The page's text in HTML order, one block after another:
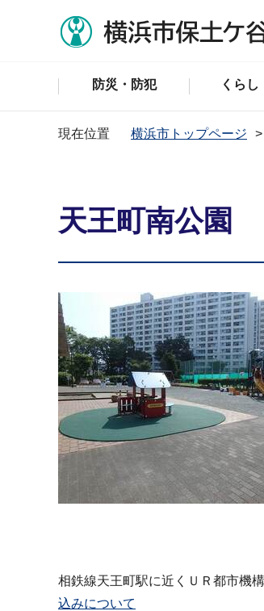
防災・防犯 くらし
現在位置 横浜市トップページ
天王町南公園
相鉄線天王町駅に近くＵＲ都市機
込みについて